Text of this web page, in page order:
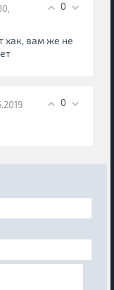
0
хак, вам же не
0